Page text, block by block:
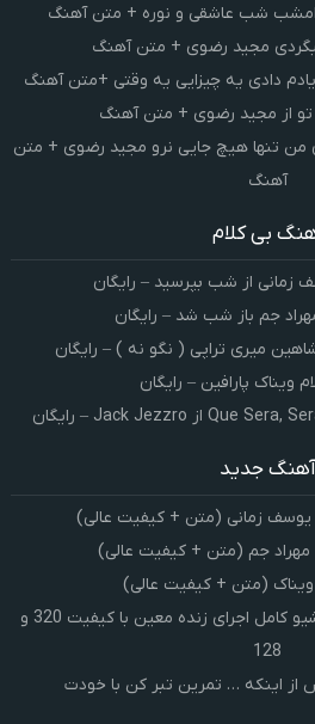
امشب شب عاشقی و نوره + متن آهنگ
مجید رضوی + متن آهنگ
دادی یه چیزایی یه وقتی +متن آهنگ
تو از مجید رضوی + متن آهنگ
من تنها هیچ جایی نرو مجید رضوی + متن
آهنگ
بی کلام
زمانی از شب بپرسید – رایگان
جم باز شب شد – رایگان
میری تراپی ( نگو نه ) – رایگان
ویناک پارافین – رایگان
آهنگ جدید
زمانی (متن + کیفیت عالی)
جم (متن + کیفیت عالی)
ویناک (متن + کیفیت عالی)
کنسرت صوتی معین لایو | آرشیو کامل اجرای زنده معین با کیفیت 320 و
128
اینکه … تمرین تبر کن با خودت